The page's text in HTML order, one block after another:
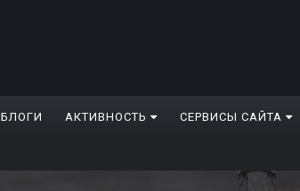
БЛОГИ АКТИВНОСТЬ СЕРВИСЫ САЙТА